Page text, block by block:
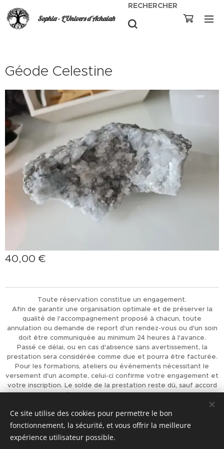
Sophia - L'Univers d'Achaiah
RECHERCHER
Géode Celestine
40,00 €
Toute réservation constitue un engagement.
Afin de garantir une organisation optimale et de préserver la
qualité de l'accompagnement proposé à chacun, toute
annulation ou demande de report d'un rendez-vous ou d'un soin
doit être communiquée au minimum 24 heures à l'avance.
Passé ce délai, ou en cas d'absence sans avertissement, la
prestation sera considérée comme due et pourra être facturée.
Pour les formations, ateliers ou événements nécessitant le
versement d'un acompte, celui-ci confirme votre engagement et
votre inscription. Le solde de la prestation reste dû, sauf accord
préalable de L'Univers d'Achaiah.
permettent d'offrir à chacun un accompagnement de qualité.
Optimisé parWebnode Cookies
Ce site utilise des cookies pour permettre le bon
fonctionnement, la sécurité, et vous offrir la meilleure
expérience utilisateur possible.